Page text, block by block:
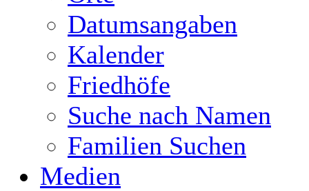
Datumsangaben
Kalender
Friedhöfe
Suche nach Namen
Familien Suchen
Medien